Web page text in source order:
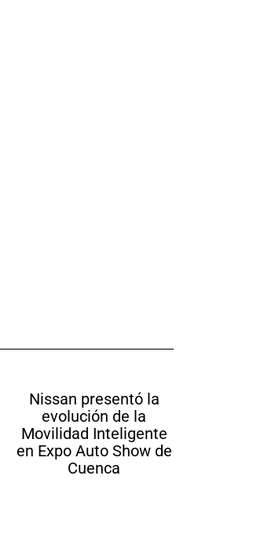
Nissan presentó la
evolución de la
Movilidad Inteligente
en Expo Auto Show de
Cuenca